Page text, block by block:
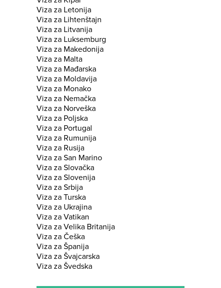
Viza za Letonija
Viza za Lihtenštajn
Viza za Litvanija
Viza za Luksemburg
Viza za Makedonija
Viza za Malta
Viza za Mađarska
Viza za Moldavija
Viza za Monako
Viza za Nemačka
Viza za Norveška
Viza za Poljska
Viza za Portugal
Viza za Rumunija
Viza za Rusija
Viza za San Marino
Viza za Slovačka
Viza za Slovenija
Viza za Srbija
Viza za Turska
Viza za Ukrajina
Viza za Vatikan
Viza za Velika Britanija
Viza za Češka
Viza za Španija
Viza za Švajcarska
Viza za Švedska